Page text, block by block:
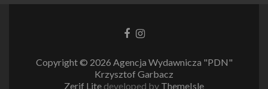
LinkLink
Copyright © 2026 Agencja Wydawnicza "PDN"
Krzysztof Garbacz
Zerif Lite developed by ThemeIsle